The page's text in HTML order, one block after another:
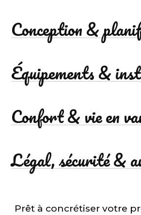
Conception &
Équipements &
Confort & vie en
Légal, sécurité &
Prêt à concrétiser votre